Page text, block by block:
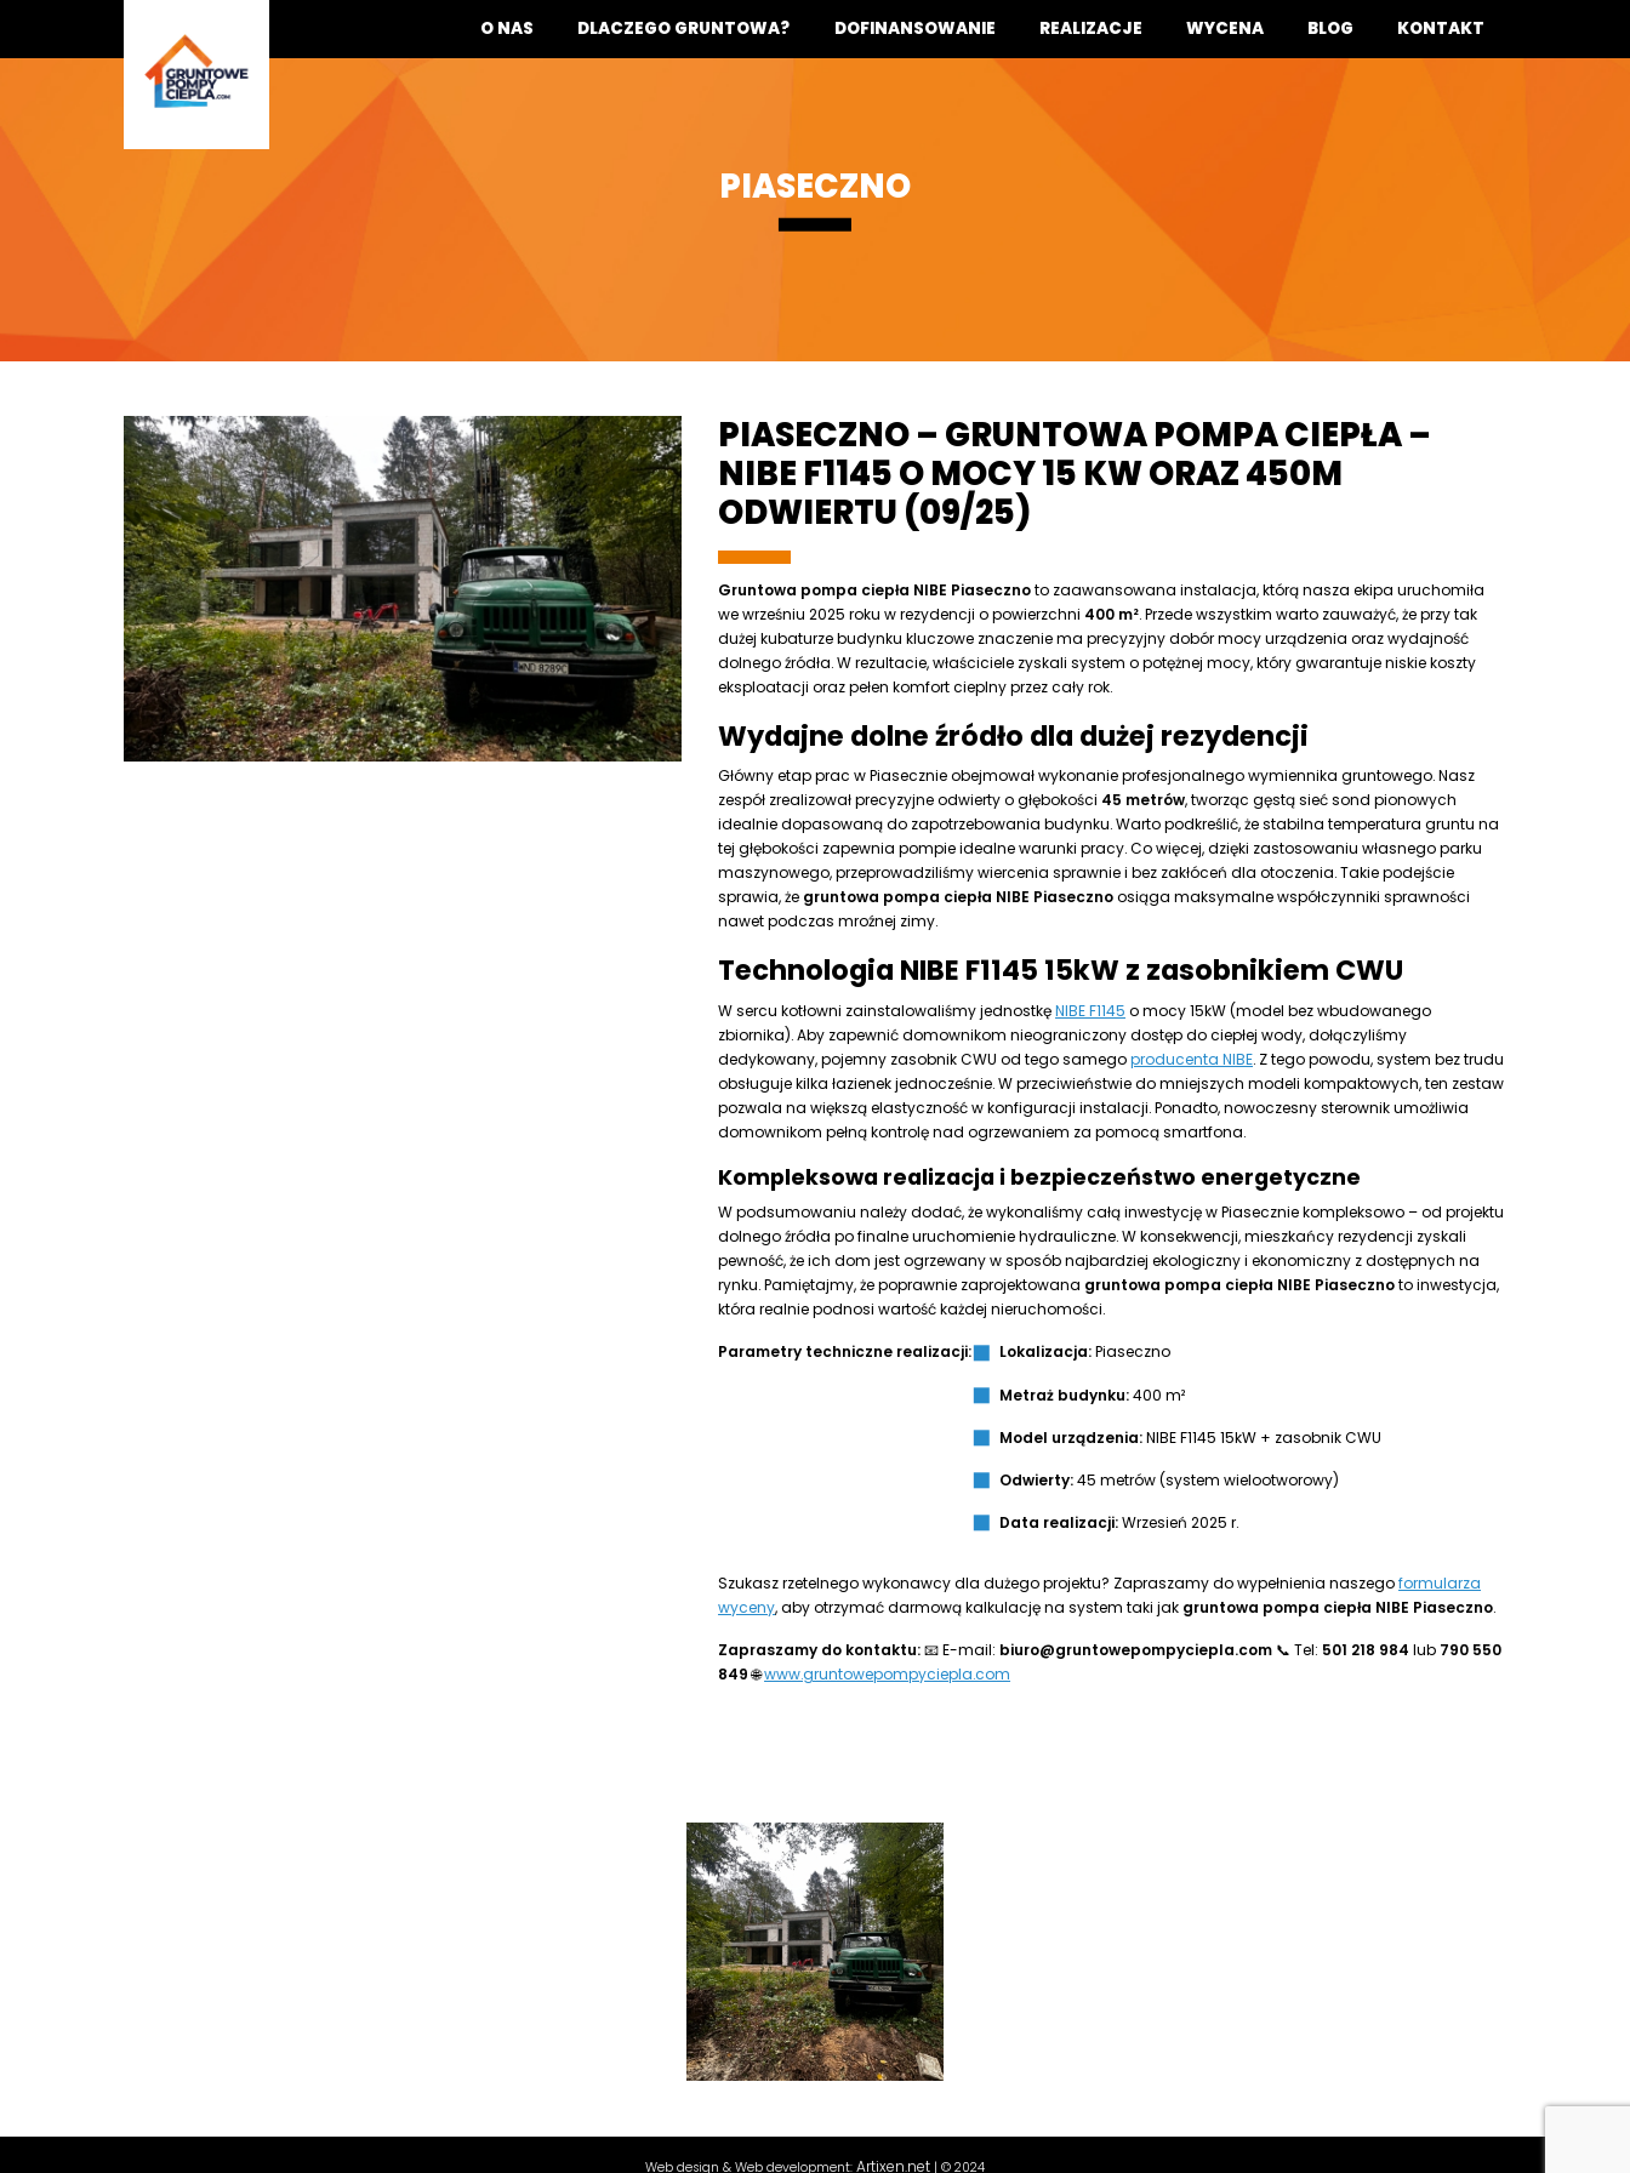
O NAS DLACZEGO GRUNTOWA? DOFINANSOWANIE REALIZACJE WYCENA BLOG KONTAKT
PIASECZNO
PIASECZNO – GRUNTOWA POMPA CIEPŁA –
NIBE F1145 O MOCY 15 KW ORAZ 450M
ODWIERTU (09/25)
Gruntowa pompa ciepła NIBE Piasecznoto zaawansowana instalacja, którą nasza ekipa uruchomiła
we wrześniu 2025 roku w rezydencji o powierzchni 400 m². Przede wszystkim warto zauważyć, że przy tak
dużej kubaturze budynku kluczowe znaczenie ma precyzyjny dobór mocy urządzenia oraz wydajność
dolnego źródła. W rezultacie, właściciele zyskali system o potężnej mocy, który gwarantuje niskie koszty
eksploatacji oraz pełen komfort cieplny przez cały rok.
Wydajne dolne źródło dla dużej rezydencji
Główny etap prac w Piasecznie obejmował wykonanie profesjonalnego wymiennika gruntowego. Nasz
zespół zrealizował precyzyjne odwierty o głębokości 45 metrów, tworząc gęstą sieć sond pionowych
idealnie dopasowaną do zapotrzebowania budynku. Warto podkreślić, że stabilna temperatura gruntu na
tej głębokości zapewnia pompie idealne warunki pracy. Co więcej, dzięki zastosowaniu własnego parku
maszynowego, przeprowadziliśmy wiercenia sprawnie i bez zakłóceń dla otoczenia. Takie podejście
sprawia, że gruntowa pompa ciepła NIBE Piasecznoosiąga maksymalne współczynniki sprawności
nawet podczas mroźnej zimy.
Technologia NIBE F1145 15kW z zasobnikiem CWU
W sercu kotłowni zainstalowaliśmy jednostkęNIBE F1145 o mocy 15kW (model bez wbudowanego
zbiornika). Aby zapewnić domownikom nieograniczony dostęp do ciepłej wody, dołączyliśmy
dedykowany, pojemny zasobnik CWU od tego samegoproducenta NIBE. Z tego powodu, system bez trudu
obsługuje kilka łazienek jednocześnie. W przeciwieństwie do mniejszych modeli kompaktowych, ten zestaw
pozwala na większą elastyczność w konfiguracji instalacji. Ponadto, nowoczesny sterownik umożliwia
domownikom pełną kontrolę nad ogrzewaniem za pomocą smartfona.
Kompleksowa realizacja i bezpieczeństwo energetyczne
W podsumowaniu należy dodać, że wykonaliśmy całą inwestycję w Piasecznie kompleksowo – od projektu
dolnego źródła po finalne uruchomienie hydrauliczne. W konsekwencji, mieszkańcy rezydencji zyskali
pewność, że ich dom jest ogrzewany w sposób najbardziej ekologiczny i ekonomiczny z dostępnych na
rynku. Pamiętajmy, że poprawnie zaprojektowana gruntowa pompa ciepła NIBE Piasecznoto inwestycja,
która realnie podnosi wartość każdej nieruchomości.
Parametry techniczne realizacji: Lokalizacja:Piaseczno
Metraż budynku:400 m²
Model urządzenia:NIBE F1145 15kW + zasobnik CWU
Odwierty:45 metrów (system wielootworowy)
Data realizacji:Wrzesień 2025 r.
Szukasz rzetelnego wykonawcy dla dużego projektu? Zapraszamy do wypełnienia naszegoformularza
wyceny, aby otrzymać darmową kalkulację na system taki jak gruntowa pompa ciepła NIBE Piaseczno.
Zapraszamy do kontaktu:📧 E-mail: biuro@gruntowepompyciepla.com 📞 Tel: 501 218 984 lub 790 550
849🌐www.gruntowepompyciepla.com
Web design & Web development: Artixen.net | © 2024